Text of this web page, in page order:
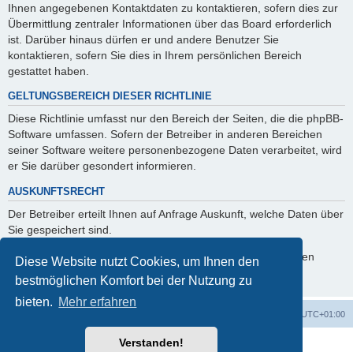
Diese Website nutzt Cookies, um Ihnen den
bestmöglichen Komfort bei der Nutzung zu
bieten. Mehr erfahren
Verstanden!
Ihnen angegebenen Kontaktdaten zu kontaktieren, sofern dies zur
Übermittlung zentraler Informationen über das Board erforderlich
ist. Darüber hinaus dürfen er und andere Benutzer Sie
kontaktieren, sofern Sie dies in Ihrem persönlichen Bereich
gestattet haben.
GELTUNGSBEREICH DIESER RICHTLINIE
Diese Richtlinie umfasst nur den Bereich der Seiten, die die phpBB-
Software umfassen. Sofern der Betreiber in anderen Bereichen
seiner Software weitere personenbezogene Daten verarbeitet, wird
er Sie darüber gesondert informieren.
AUSKUNFTSRECHT
Der Betreiber erteilt Ihnen auf Anfrage Auskunft, welche Daten über
Sie gespeichert sind.
Sie können jederzeit die Löschung bzw. Sperrung Ihrer Daten
verlangen. Kontaktieren Sie hierzu bitte den Betreiber.
UTC+01:00
Powered byphpBB® Forum Software © phpBB Limited